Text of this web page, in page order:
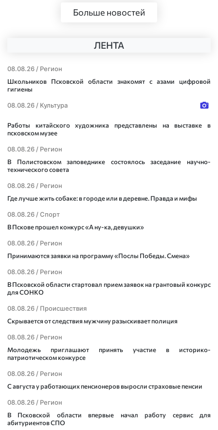
Больше новостей
ЛЕНТА
08.08.26 / Регион
Школьников Псковской области знакомят с азами цифровой
гигиены
08.08.26 / Культура
Работы китайского художника представлены на выставке в
псковском музее
08.08.26 / Регион
В Полистовском заповеднике состоялось заседание научно-
технического совета
08.08.26 / Регион
Где лучше жить собаке: в городе или в деревне. Правда и мифы
08.08.26 /Спорт
В Пскове прошел конкурс «А ну-ка, девушки»
08.08.26 / Регион
Принимаются заявки на программу «Послы Победы. Смена»
08.08.26 / Регион
В Псковской области стартовал прием заявок на грантовый конкурс
для СОНКО
08.08.26 / Происшествия
Скрывается от следствия мужчину разыскивает полиция
08.08.26 / Регион
Молодежь приглашают принять участие в историко-
патриотическом конкурсе
08.08.26 / Регион
С августа у работающих пенсионеров выросли страховые пенсии
08.08.26 / Регион
В Псковской области впервые начал работу сервис для
абитуриентов СПО